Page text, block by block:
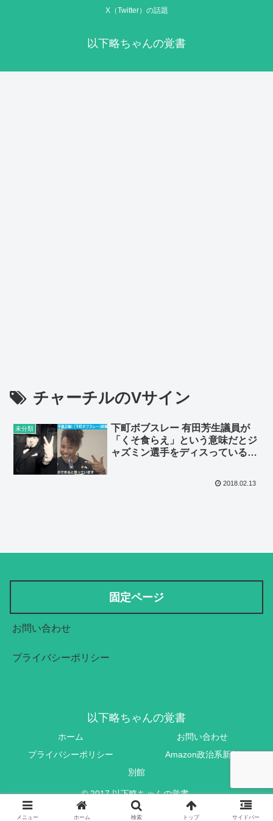
X（Twitter）の話題
以下略ちゃんの覚書
チャーチルのVサイン
未分類
下町ボブスレー 有田芳生議員が
「くそ食らえ」という意味だとジ
ャズミン選手をディスっているの
2018.02.13
固定ページ
お問い合わせ
プライバシーポリシー
以下略ちゃんの覚書
ホーム
お問い合わせ
プライバシーポリシー
Amazon政治系新刊
別館
© 2017 以下略ちゃんの覚書.
メニュー ホーム 検索 トップ サイドバー